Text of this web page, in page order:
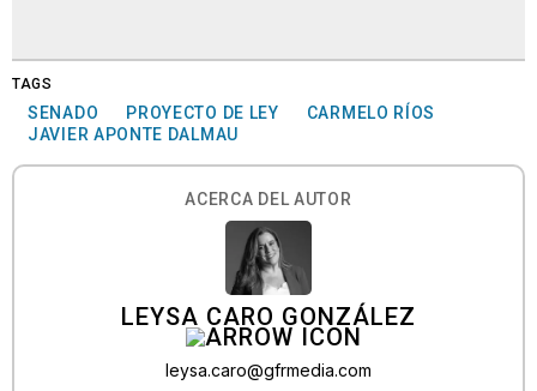
TAGS
SENADO PROYECTO DE LEY
CARMELO RÍOS
JAVIER APONTE DALMAU
ACERCA DEL AUTOR
LEYSA CARO GONZÁLEZ
leysa.caro@gfrmedia.com